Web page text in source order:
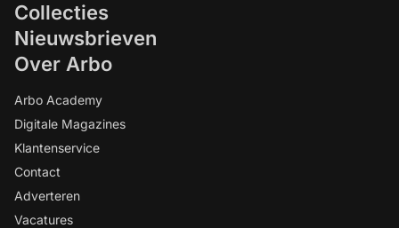
Collecties
Nieuwsbrieven
Over Arbo
Arbo Academy
Digitale Magazines
Klantenservice
Contact
Adverteren
Vacatures